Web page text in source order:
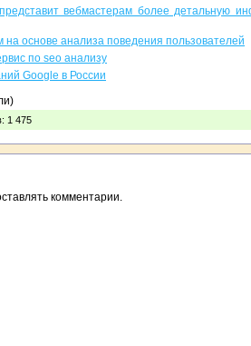
вебмастерам более детальную
на основе анализа поведения пользователей
по seo анализу
Google в России
1 475
комментарии.